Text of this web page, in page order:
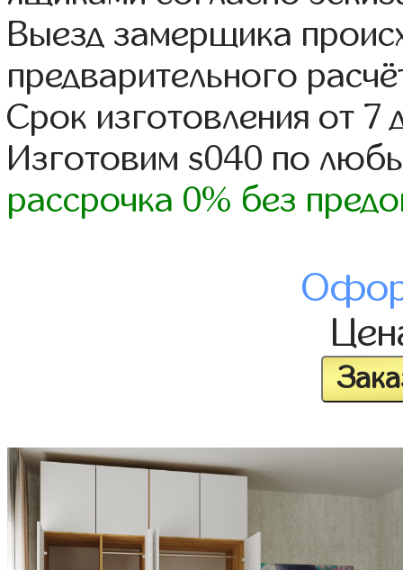
Выезд замерщика
предварительного
Срок изготовления от 7
Изготовим s040 по
рассрочка 0% без